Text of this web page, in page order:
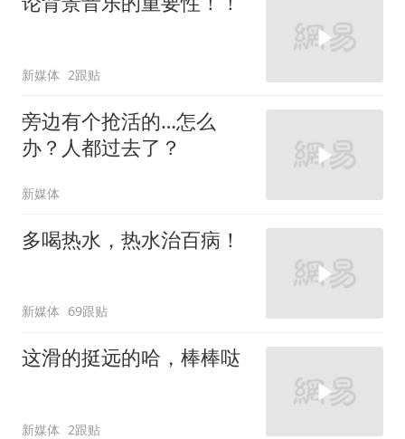
新媒体 2跟贴
旁边有个抢活的…怎么
办？人都过去了？
新媒体
多喝热水，热水治百病！
新媒体 69跟贴
这滑的挺远的哈，棒棒哒
新媒体 2跟贴